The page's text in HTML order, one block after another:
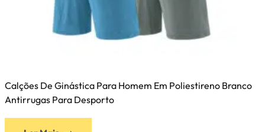
Calções De Ginástica Para Homem Em Poliestireno Branco
Antirrugas Para Desporto